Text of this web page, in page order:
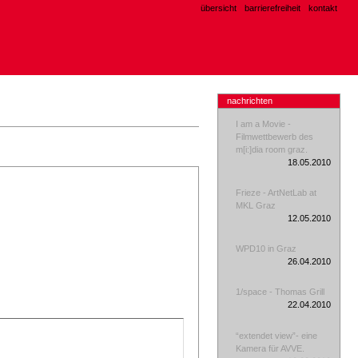
übersicht barrierefreiheit kontakt
nachrichten
I am a Movie -
Filmwettbewerb des
m[i:]dia room graz.
18.05.2010
Frieze - ArtNetLab at
MKL Graz
12.05.2010
WPD10 in Graz
26.04.2010
1/space - Thomas Grill
22.04.2010
“extendet view”- eine
Kamera für AVVE.